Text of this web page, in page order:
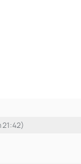
21:42)